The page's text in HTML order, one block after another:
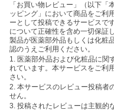
「お買い物レビュー」（以下
ッピング」において商品をご利
ーとして投稿できるサービスで
について正確性を含め一切保証
製品が医薬部外品もしくは化粧
認のうえご利用ください。
1. 医薬部外品および化粧品に関
れています。本サービスをご利
さい。
2. 本サービスのレビュー投稿者
せん。
3. 投稿されたレビューは主観的